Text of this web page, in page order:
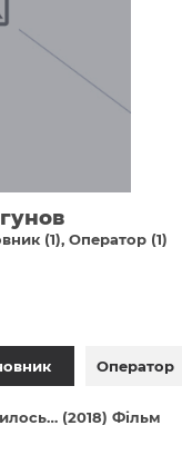
(1) Оператор (1)
Оператор
(2018) Фільм